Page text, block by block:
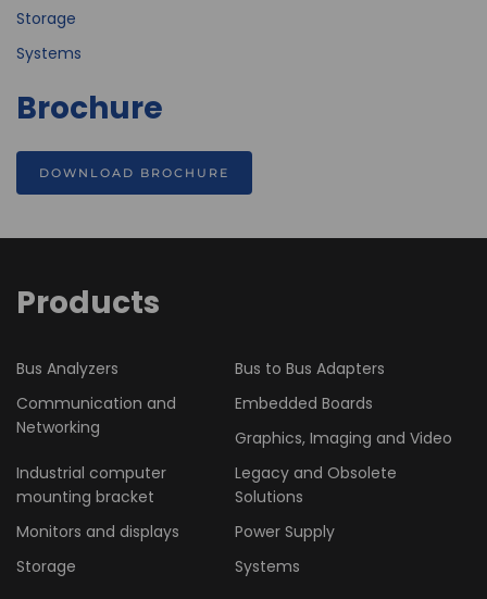
Storage
Systems
Brochure
DOWNLOAD BROCHURE
Products
Bus Analyzers
Bus to Bus Adapters
Communication and
Networking
Embedded Boards
Graphics, Imaging and Video
Industrial computer
mounting bracket
Legacy and Obsolete
Solutions
Monitors and displays
Power Supply
Storage
Systems